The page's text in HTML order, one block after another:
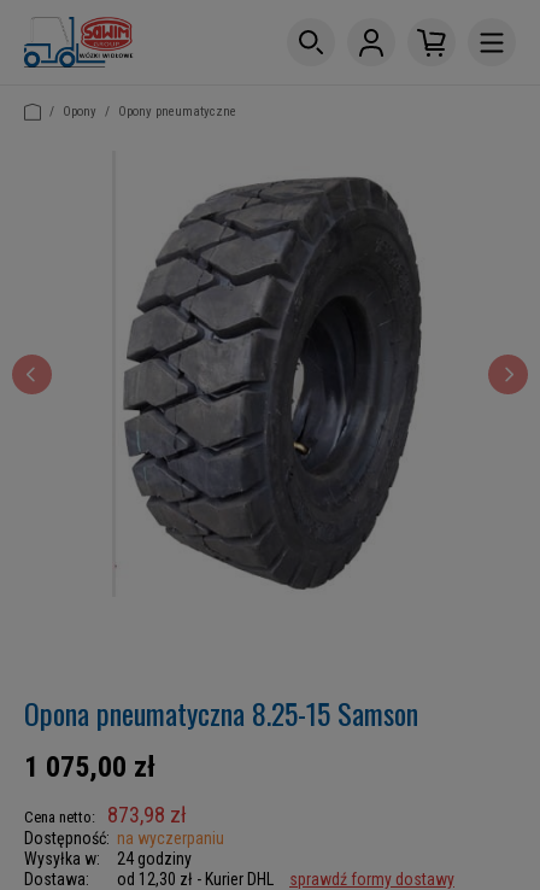
/ Opony / Opony pneumatyczne
Opona pneumatyczna 8.25-15 Samson
1 075,00 zł
Cena netto: 873,98 zł
Dostępność: na wyczerpaniu
Wysyłka w:
24 godziny
Dostawa:
od 12,30 zł - Kurier DHL sprawdź formy dostawy